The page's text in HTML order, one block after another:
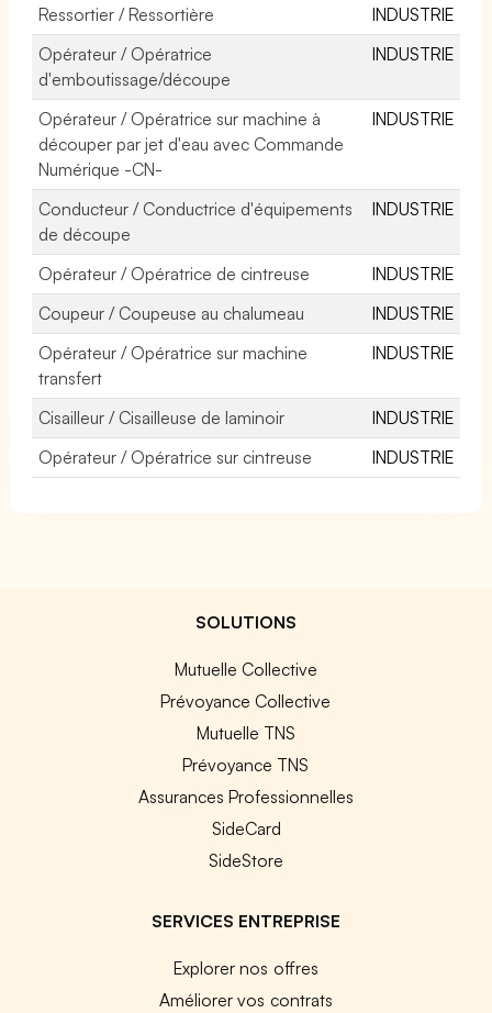
Ressortier / Ressortière
INDUSTRIE
Opérateur / Opératrice
d'emboutissage/découpe
INDUSTRIE
Opérateur / Opératrice sur machine à
découper par jet d'eau avec Commande
Numérique -CN-
INDUSTRIE
Conducteur / Conductrice d'équipements
de découpe
INDUSTRIE
Opérateur / Opératrice de cintreuse
INDUSTRIE
Coupeur / Coupeuse au chalumeau
INDUSTRIE
Opérateur / Opératrice sur machine
transfert
INDUSTRIE
Cisailleur / Cisailleuse de laminoir
INDUSTRIE
Opérateur / Opératrice sur cintreuse
INDUSTRIE
SOLUTIONS
Mutuelle Collective
Prévoyance Collective
Mutuelle TNS
Prévoyance TNS
Assurances Professionnelles
SideCard
SideStore
SERVICES ENTREPRISE
Explorer nos offres
Améliorer vos contrats